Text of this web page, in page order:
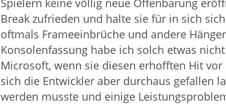
Spielern keine völlig neue Offenbarung
Break zufrieden und halte sie für in sich
oftmals Frameeinbrüche und andere
Konsolenfassung habe ich solch etwas
Microsoft, wenn sie diesen erhofften Hit vor
sich die Entwickler aber durchaus gefallen
werden musste und einige